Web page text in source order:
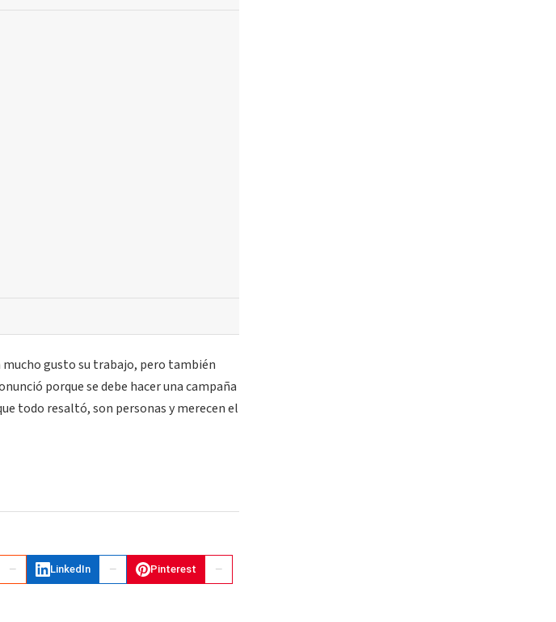
mucho gusto su trabajo, pero también
porque se debe hacer una campaña
todo resaltó, son personas y merecen el
LinkedIn Pinterest